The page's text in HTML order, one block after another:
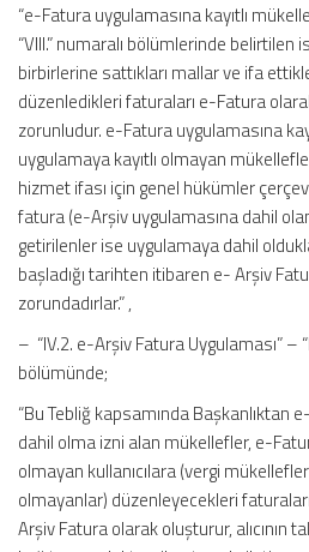
“e-Fatura uygulamasına kayıtlı
“VIII.” numaralı bölümlerinde
birbirlerine sattıkları mallar ve ifa
düzenledikleri faturaları e-Fatura
zorunludur. e-Fatura uygulamasına
uygulamaya kayıtlı olmayan
hizmet ifası için genel hükümler
fatura (e-Arşiv uygulamasına dahil
getirilenler ise uygulamaya dahil
başladığı tarihten itibaren e- Arşiv
zorundadırlar.” ,
– “IV.2. e-Arşiv Fatura Uygulaması” –
bölümünde;
“Bu Tebliğ kapsamında Başkanlıktan
dahil olma izni alan mükellefler, e-
olmayan kullanıcılara (vergi
olmayanlar) düzenleyecekleri
Arşiv Fatura olarak oluşturur, alıcının